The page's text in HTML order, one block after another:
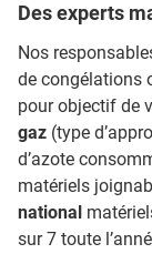
Des experts
Nos
de congélations
pour objectif de
gaz (type
d’azote
matériels
national
sur 7 toute